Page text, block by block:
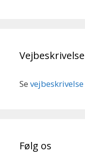
Vejbeskrivelse
Se vejbeskrivelse
Følg os